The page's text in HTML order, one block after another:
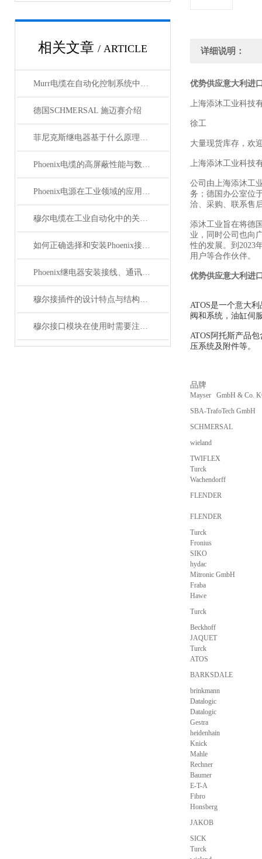
相关文章 / ARTICLE
Murr电缆在自动化控制系统中的应用
德国SCHMERSAL 施迈赛介绍
菲尼克斯继电器基于什么原理工作？
Phoenix电缆的高屏蔽性能与数据传输优势
Phoenix电源在工业领域的应用与优势
穆尔电缆在工业自动化中的关键角色
如何正确选择和安装Phoenix接插件以确保其性能？
Phoenix继电器安装接线、通讯集成与故障诊断指南
穆尔接插件的设计特点与结构优化
穆尔接口模块在使用时需要注意哪些问题？
详细说明：
优势供应意大利进
上海添沐工业科技
徐工
大量现货库存，欢
上海添沐工业科技
公司由上海添沐工
务；德国办公室位
洽、采购、联系售
添沐工业旨在将德
业，同时公司也向
性的发展。到2023
用户等合作伙伴。
优势供应意大利进
ATOS是一个意大
阀和系统，油缸伺
ATOS阿托斯产品
压系统及附件等。
品牌
Mayser GmbH & Co.
SBA-TrafoTech GmbH
SCHMERSAL
wieland
TWIFLEX
Turck
Wachendorff
FLENDER
FLENDER
Turck
Fronius
SIKO
hydac
Mitronic GmbH
Fraba
Hawe
Turck
Beckhoff
JAQUET
Turck
ATOS
BARKSDALE
brinkmann
Datalogic
Datalogic
Gestra
heidenhain
Knick
Mahle
Rechner
Baumer
E-T-A
Fibro
Honsberg
JAKOB
SICK
Turck